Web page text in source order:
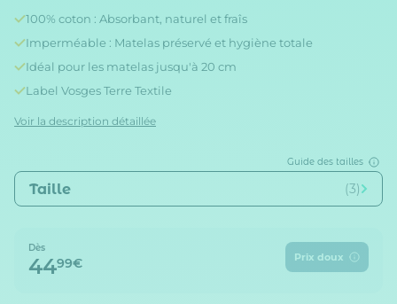
100% coton : Absorbant, naturel et fraîs
Imperméable : Matelas préservé et hygiène totale
Idéal pour les matelas jusqu'à 20 cm
Label Vosges Terre Textile
Voir la description détaillée
Dès
4499€ Prix doux
Guide des tailles
Taille (3)